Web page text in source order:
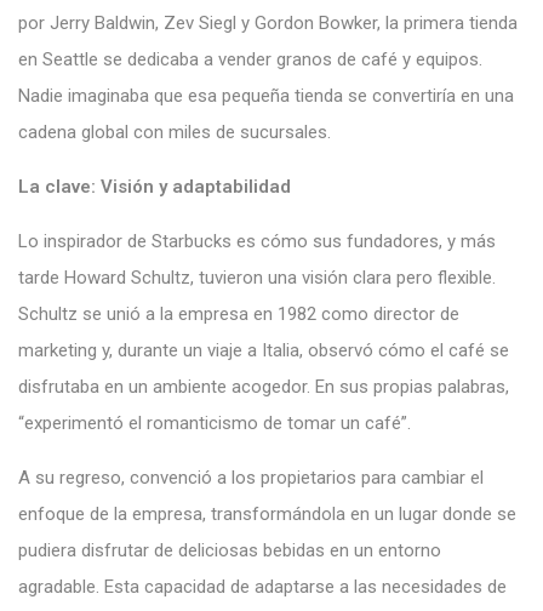
por Jerry Baldwin, Zev Siegl y Gordon Bowker, la primera tienda
en Seattle se dedicaba a vender granos de café y equipos.
Nadie imaginaba que esa pequeña tienda se convertiría en una
cadena global con miles de sucursales.
La clave: Visión y adaptabilidad
Lo inspirador de Starbucks es cómo sus fundadores, y más
tarde Howard Schultz, tuvieron una visión clara pero flexible.
Schultz se unió a la empresa en 1982 como director de
marketing y, durante un viaje a Italia, observó cómo el café se
disfrutaba en un ambiente acogedor. En sus propias palabras,
“experimentó el romanticismo de tomar un café”.
A su regreso, convenció a los propietarios para cambiar el
enfoque de la empresa, transformándola en un lugar donde se
pudiera disfrutar de deliciosas bebidas en un entorno
agradable. Esta capacidad de adaptarse a las necesidades de